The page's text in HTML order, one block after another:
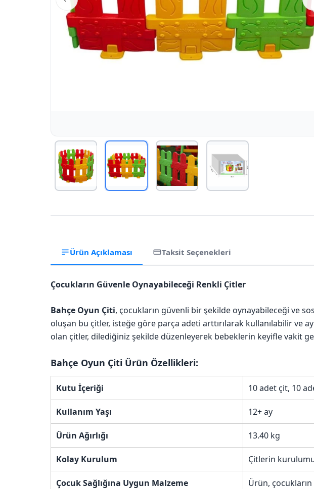
Ürün Açıklaması Taksit Seçenekleri
Çocukların Güvenle Oynayabileceği Renkli Çitler
Bahçe Oyun Çiti, çocukların güvenli bir şekilde oynayabileceği ve
oluşan bu çitler, isteğe göre parça adeti arttırılarak kullanılabilir ve
olan çitler, dilediğiniz şekilde düzenleyerek bebeklerin keyifle vakit
Bahçe Oyun Çiti Ürün Özellikleri:
Kutu İçeriği 10 adet çit, 10
Kullanım Yaşı 12+ ay
Ürün Ağırlığı 13.40 kg
Kolay Kurulum Çitlerin
Çocuk Sağlığına Uygun Malzeme Ürün,